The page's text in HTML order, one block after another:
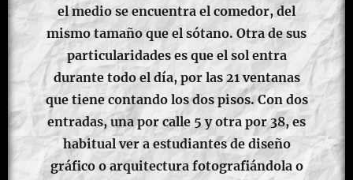
el medio se encuentra el comedor, del
mismo tamaño que el sótano. Otra de sus
particularidades es que el sol entra
durante todo el día, por las 21 ventanas
que tiene contando los dos pisos. Con dos
entradas, una por calle 5 y otra por 38, es
habitual ver a estudiantes de diseño
gráfico o arquitectura fotografiándola o